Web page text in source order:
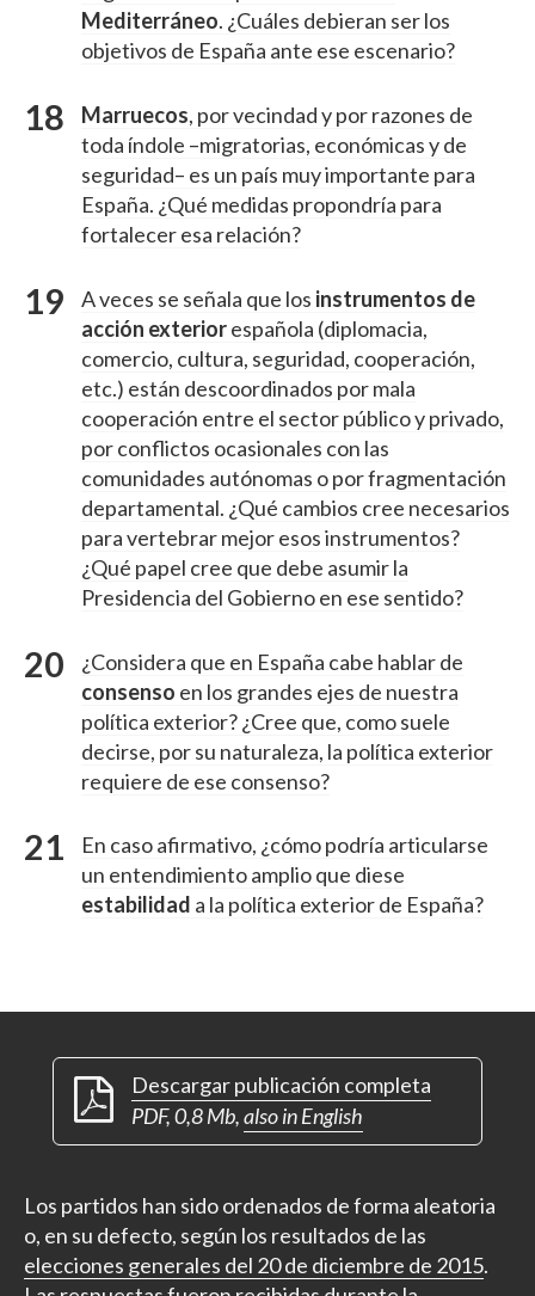
Mediterráneo. ¿Cuáles debieran ser los
objetivos de España ante ese escenario?
Marruecos, por vecindad y por razones de
toda índole –migratorias, económicas y de
seguridad– es un país muy importante para
España. ¿Qué medidas propondría para
fortalecer esa relación?
A veces se señala que los instrumentos de
acción exteriorespañola (diplomacia,
comercio, cultura, seguridad, cooperación,
etc.) están descoordinados por mala
cooperación entre el sector público y privado,
por conflictos ocasionales con las
comunidades autónomas o por fragmentación
departamental. ¿Qué cambios cree necesarios
para vertebrar mejor esos instrumentos?
¿Qué papel cree que debe asumir la
Presidencia del Gobierno en ese sentido?
¿Considera que en España cabe hablar de
consenso en los grandes ejes de nuestra
política exterior? ¿Cree que, como suele
decirse, por su naturaleza, la política exterior
requiere de ese consenso?
En caso afirmativo, ¿cómo podría articularse
un entendimiento amplio que diese
estabilidad a la política exterior de España?
Descargar publicación completa
PDF, 0,8 Mb,also in English
Los partidos han sido ordenados de forma aleatoria
o, en su defecto, según los resultados de las
elecciones generales del 20 de diciembre de 2015.